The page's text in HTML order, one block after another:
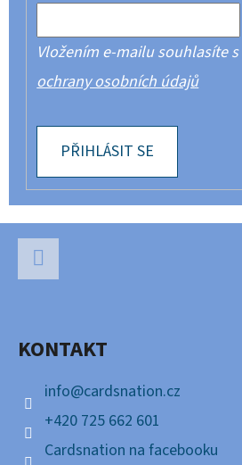
Vložením e-mailu souhlasíte s
ochrany osobních údajů
PŘIHLÁSIT SE
KONTAKT
info@cardsnation.cz
+420 725 662 601
Cardsnation na facebooku